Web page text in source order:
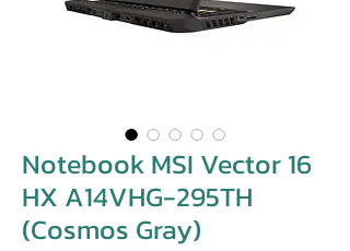
Notebook MSI Vector 16
HX A14VHG-295TH
(Cosmos Gray)